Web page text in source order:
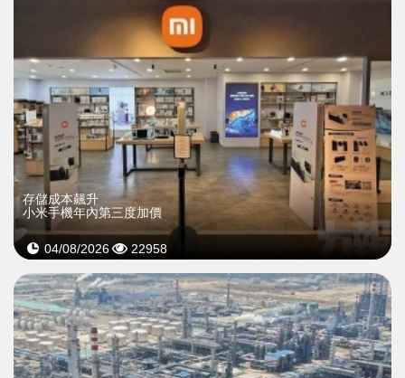
存儲成本飆升
小米手機年內第三度加價
04/08/2026 22958